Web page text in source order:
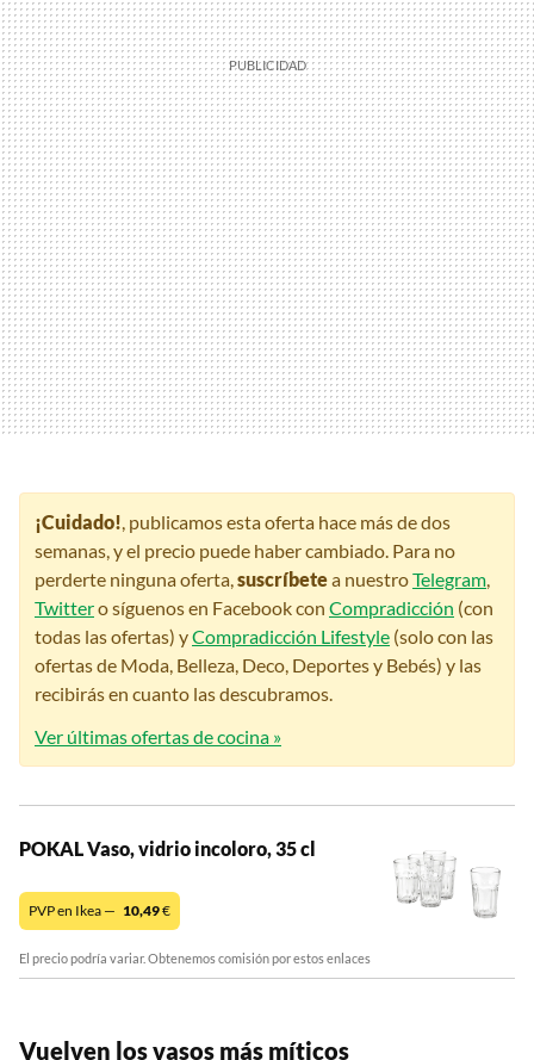
¡Cuidado!, publicamos esta oferta hace más de dos
semanas, y el precio puede haber cambiado. Para no
perderte ninguna oferta,suscríbetea nuestroTelegram,
Twittero síguenos en Facebook con Compradicción (con
todas las ofertas) yCompradicción Lifestyle (solo con las
ofertas de Moda, Belleza, Deco, Deportes y Bebés) y las
recibirás en cuanto las descubramos.
Ver últimas ofertas de cocina »
POKAL Vaso, vidrio incoloro, 35 cl
PVP en Ikea — 10,49€
El precio podría variar. Obtenemos comisión por estos enlaces
Vuelven los vasos más míticos